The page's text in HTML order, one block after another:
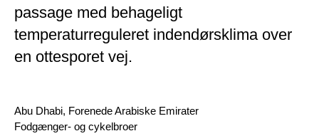
passage med behageligt
temperaturreguleret indendørsklima over
en ottesporet vej.
Geografi
Abu Dhabi, Forenede Arabiske Emirater
DK Category
Fodgænger- og cykelbroer